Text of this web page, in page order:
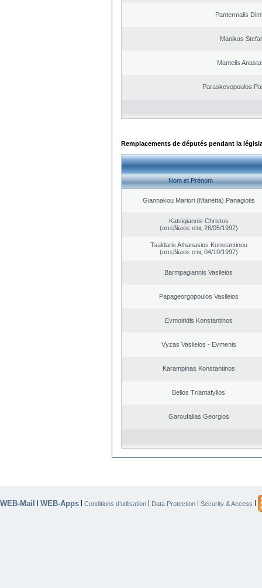
Pantermalis
Manikas
Mantelis
Paraskevopoulos
Remplacements de députés pendant la
Nom et Prénom
Giannakou Mariori (Marietta) Panagiotis
Katsigiannis Christos
(απεβίωσε στις 26/05/1997)
Tsaldaris Athanasios Konstantinou
(απεβίωσε στις 04/10/1997)
Barmpagiannis Vasileios
Papageorgopoulos Vasileios
Evmoiridis Konstantinos
Vyzas Vasileios - Evmenis
Karampinas Konstantinos
Bellos Triantafyllos
Garoufalias Georgios
WEB-Mail | WEB-Apps | Conditions d’utilisation | Data Protection | Security & Access |